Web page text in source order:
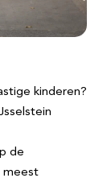
kinderen?
de
meest